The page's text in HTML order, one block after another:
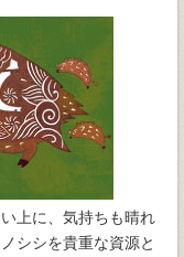
上に、気持ちも晴れ
シシを貴重な資源と